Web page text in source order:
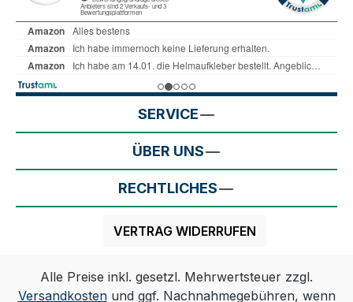
SERVICE
ÜBER UNS
RECHTLICHES
VERTRAG WIDERRUFEN
Alle Preise inkl. gesetzl. Mehrwertsteuer zzgl.
Versandkostenund ggf. Nachnahmegebühren, wenn